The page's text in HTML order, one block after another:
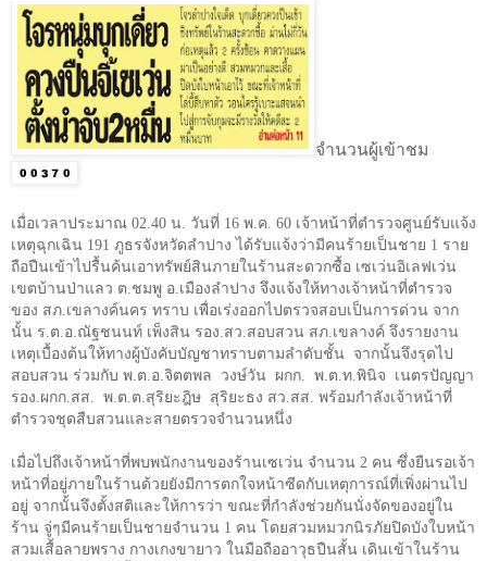
จำนวนผู้เข้าชม
เมื่อเวลาประมาณ 02.40 น. วันที่ 16 พ.ค. 60 เจ้าหน้าที่ตำรวจศูนย์รับแจ้ง
เหตุฉุกเฉิน 191 ภูธรจังหวัดลำปาง ได้รับแจ้งว่ามีคนร้ายเป็นชาย 1 ราย
ถือปืนเข้าไปรื้นค้นเอาทรัพย์สินภายในร้านสะดวกซื้อ เซเว่นอิเลฟเว่น
เขตบ้านป่าแลว ต.ชมพู อ.เมืองลำปาง จึงแจ้งให้ทางเจ้าหน้าที่ตำรวจ
ของ สภ.เขลางค์นคร ทราบ เพื่อเร่งออกไปตรวจสอบเป็นการด่วน จาก
นั้น ร.ต.อ.ณัฐชนนท์ เพ็งสิน รอง.สว.สอบสวน สภ.เขลางค์ จึงรายงาน
เหตุเบื้องต้นให้ทางผู้บังคับบัญชาทราบตามลำดับชั้น จากนั้นจึงรุดไป
สอบสวน ร่วมกับ พ.ต.อ.จิตตพล วงษ์วัน ผกก. พ.ต.ท.พินิจ เนตรปัญญา
รอง.ผกก.สส. พ.ต.ต.สุริยะฎิษ สุริยะธง สว.สส. พร้อมกำลังเจ้าหน้าที่
ตำรวจชุดสืบสวนและสายตรวจจำนวนหนึ่ง
เมื่อไปถึงเจ้าหน้าที่พบพนักงานของร้านเซเว่น จำนวน 2 คน ซึ่งยืนรอเจ้า
หน้าที่อยู่ภายในร้านด้วยยังมีการตกใจหน้าซีดกับเหตุการณ์ที่เพิ่งผ่านไป
อยู่ จากนั้นจึงตั้งสติและให้การว่า ขณะที่กำลังช่วยกันนั่งจัดของอยู่ใน
ร้าน จู่ๆมีคนร้ายเป็นชายจำนวน 1 คน โดยสวมหมวกนิรภัยปิดบังใบหน้า
สวมเสื้อลายพราง กางเกงขายาว ในมือถืออาวุธปืนสั้น เดินเข้าในร้าน